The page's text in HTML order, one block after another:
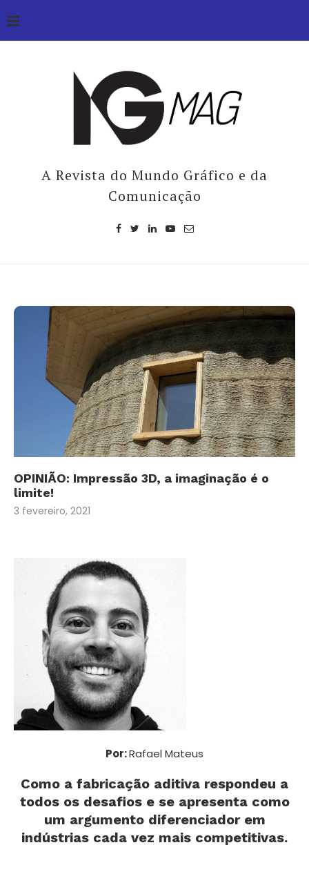
A Revista do Mundo Gráfico e da
Comunicação
OPINIÃO: Impressão 3D, a imaginação é o
limite!
3 fevereiro, 2021
Por:Rafael Mateus
Como a fabricação aditiva respondeu a
todos os desafios e se apresenta como
um argumento diferenciador em
indústrias cada vez mais competitivas.